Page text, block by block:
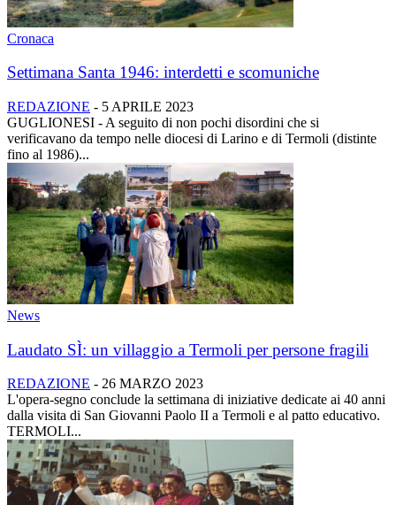
Cronaca
Settimana Santa 1946: interdetti e scomuniche
REDAZIONE - 5 APRILE 2023
GUGLIONESI - A seguito di non pochi disordini che si
verificavano da tempo nelle diocesi di Larino e di Termoli (distinte
fino al 1986)...
News
Laudato SÌ: un villaggio a Termoli per persone fragili
REDAZIONE - 26 MARZO 2023
L'opera-segno conclude la settimana di iniziative dedicate ai 40 anni
dalla visita di San Giovanni Paolo II a Termoli e al patto educativo.
TERMOLI...